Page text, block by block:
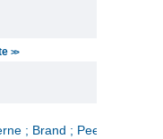
>>
; Brand ; Peer Gynt. 2